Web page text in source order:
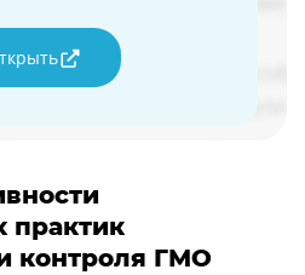
практик
контроля ГМО